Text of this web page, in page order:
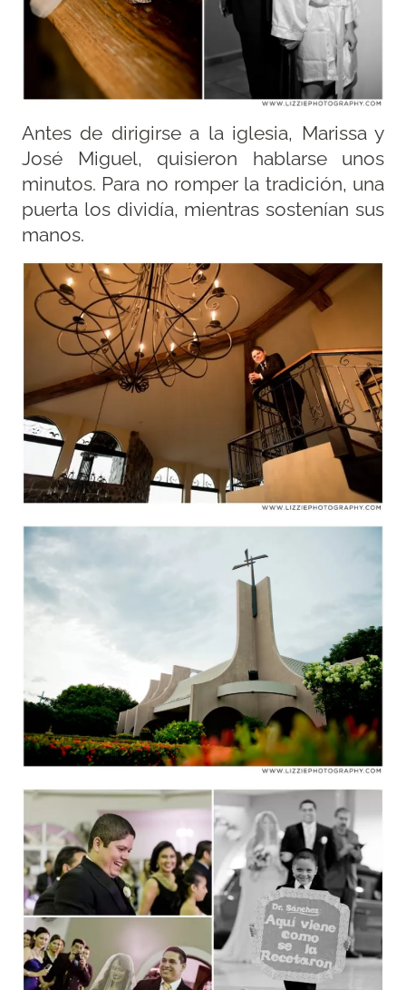
Antes de dirigirse a la iglesia, Marissa y
José Miguel, quisieron hablarse unos
minutos. Para no romper la tradición, una
puerta los dividía, mientras sostenían sus
manos.